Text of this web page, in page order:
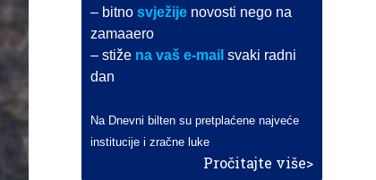
– bitnosvježije novosti nego na
zamaaero
– stiže na vaš e-mail svaki radni
dan
Na Dnevni bilten su pretplaćene najveće
institucije i zračne luke
Pročitajte više>